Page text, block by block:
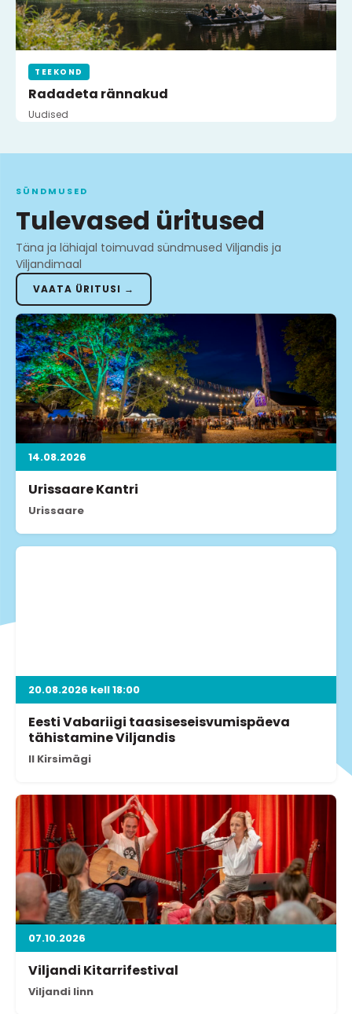
TEEKOND
Radadeta rännakud
Uudised
SÜNDMUSED
Tulevased üritused
Täna ja lähiajal toimuvad sündmused Viljandis ja
Viljandimaal
VAATA ÜRITUSI →
14.08.2026
Urissaare Kantri
Urissaare
20.08.2026 kell 18:00
Eesti Vabariigi taasiseseisvumispäeva
tähistamine Viljandis
II Kirsimägi
07.10.2026
Viljandi Kitarrifestival
Viljandi linn